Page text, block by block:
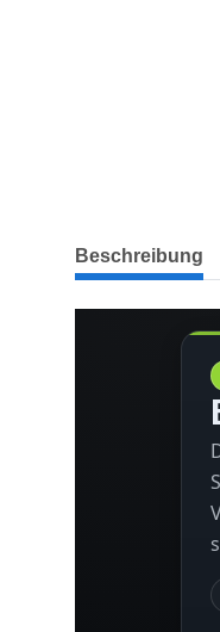
weitere
Beschreibung